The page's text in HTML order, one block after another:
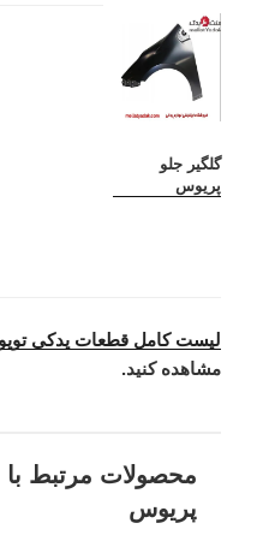
گلگیر جلو
پریوس
لیست کامل قطعات یدکی
مشاهده کنید.
محصولات مرتبط با
پریوس